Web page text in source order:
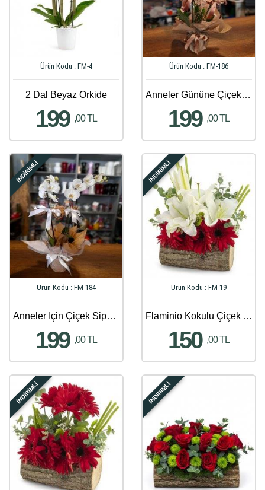
Ürün Kodu : FM-4
2 Dal Beyaz Orkide
199 ,00 TL
Ürün Kodu : FM-186
Anneler Gününe Çiçek Gönder - 216
199 ,00 TL
İNDİRİMLİ
Ürün Kodu : FM-184
Anneler İçin Çiçek Siparişi - 50
199 ,00 TL
İNDİRİMLİ
Ürün Kodu : FM-19
Flaminio Kokulu Çiçek Aranjmanı
150 ,00 TL
İNDİRİMLİ İNDİRİMLİ